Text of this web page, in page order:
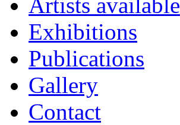
Exhibitions
Publications
Gallery
Contact